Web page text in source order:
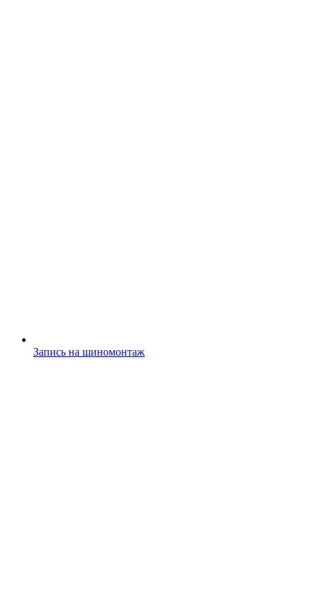
Запись на шиномонтаж